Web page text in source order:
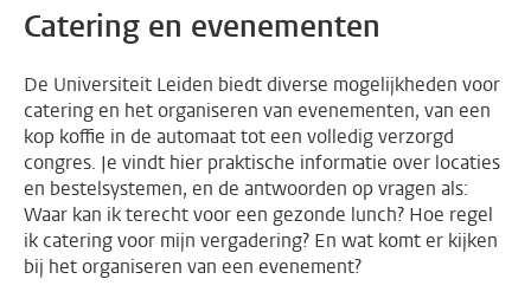
Catering en evenementen
De Universiteit Leiden biedt diverse mogelijkheden voor
catering en het organiseren van evenementen, van een
kop koffie in de automaat tot een volledig verzorgd
congres. Je vindt hier praktische informatie over locaties
en bestelsystemen, en de antwoorden op vragen als:
Waar kan ik terecht voor een gezonde lunch? Hoe regel
ik catering voor mijn vergadering? En wat komt er kijken
bij het organiseren van een evenement?